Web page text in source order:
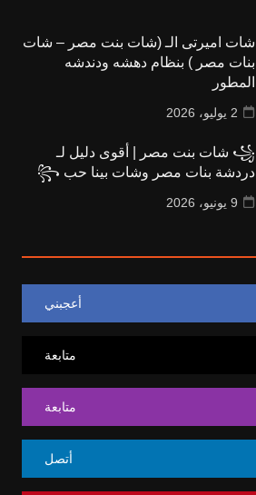
شات اميرتى الـ (شات بنت مصر – شات
بنات مصر ) بنظام دهشه ودندشه
المطور
2 يوليو، 2026
꧁ شات بنت مصر | أقوى دليل لـ
دردشة بنات مصر وشات بينا حب ꧂
9 يونيو، 2026
أعجبني
متابعة
متابعة
أتصل